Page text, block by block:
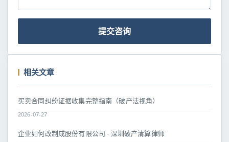
提交咨询
相关文章
买卖合同纠纷证据收集完整指南（破产法视角）
2026-07-27
企业如何改制成股份有限公司 - 深圳破产清算律师